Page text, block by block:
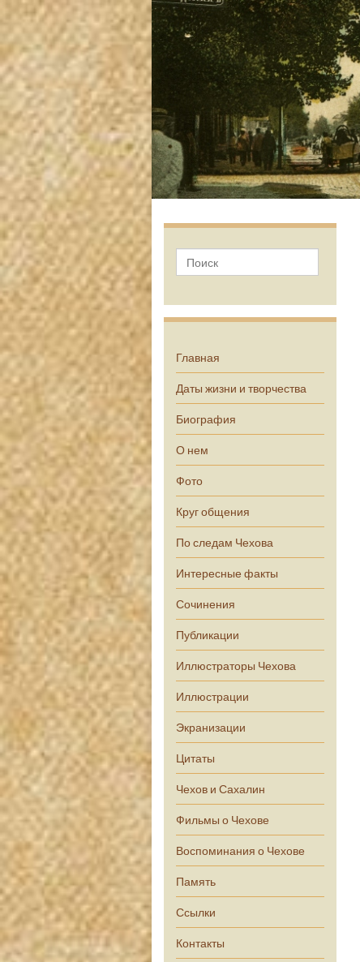
Главная
Даты жизни и творчества
Биография
О нем
Фото
Круг общения
По следам Чехова
Интересные факты
Сочинения
Публикации
Иллюстраторы Чехова
Иллюстрации
Экранизации
Цитаты
Чехов и Сахалин
Фильмы о Чехове
Воспоминания о Чехове
Память
Ссылки
Контакты